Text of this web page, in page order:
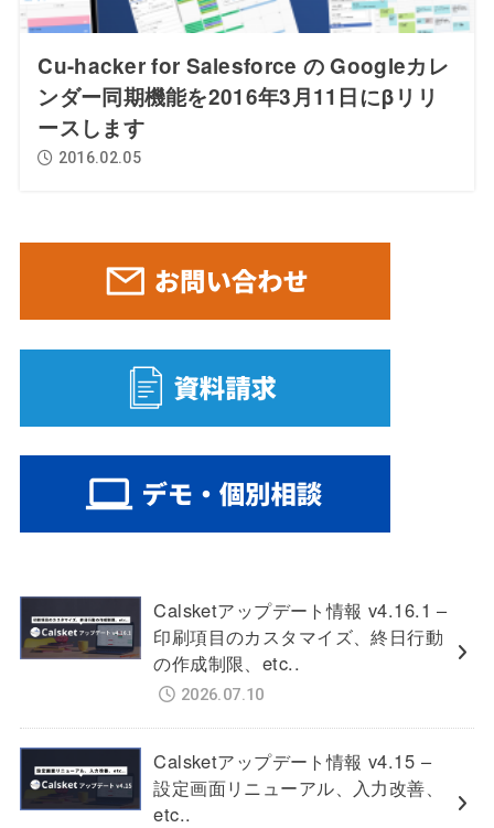
Cu-hacker for Salesforce の Googleカレ
ンダー同期機能を2016年3月11日にβリリ
ースします
2016.02.05
Calsketアップデート情報 v4.16.1 –
印刷項目のカスタマイズ、終日行動
の作成制限、etc..
2026.07.10
Calsketアップデート情報 v4.15 –
設定画面リニューアル、入力改善、
etc..